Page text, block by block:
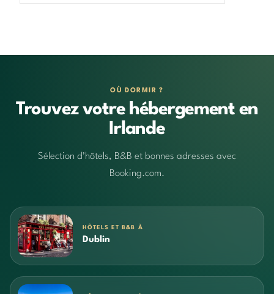
OÙ DORMIR ?
Trouvez votre hébergement en
Irlande
Sélection d’hôtels, B&B et bonnes adresses avec
Booking.com.
HÔTELS ET B&B À
Dublin